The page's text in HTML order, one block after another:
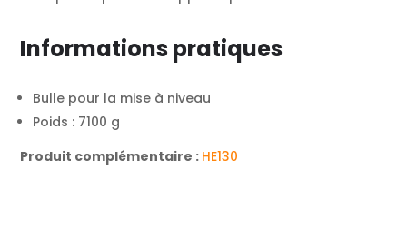
Informations pratiques
Bulle pour la mise à niveau
Poids : 7100 g
Produit complémentaire : HE130